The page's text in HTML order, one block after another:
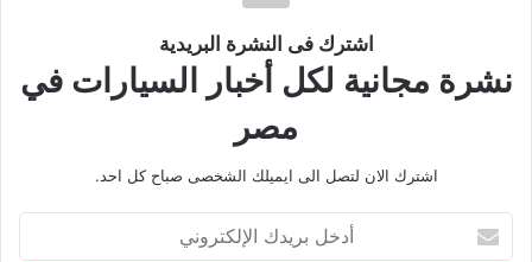
اشترك فى النشرة البريدية
نشرة مجانية لكل أخبار السيارات في
مصر
اشترك الان لتصل الى ايميلك الشخصى صباح كل احد.